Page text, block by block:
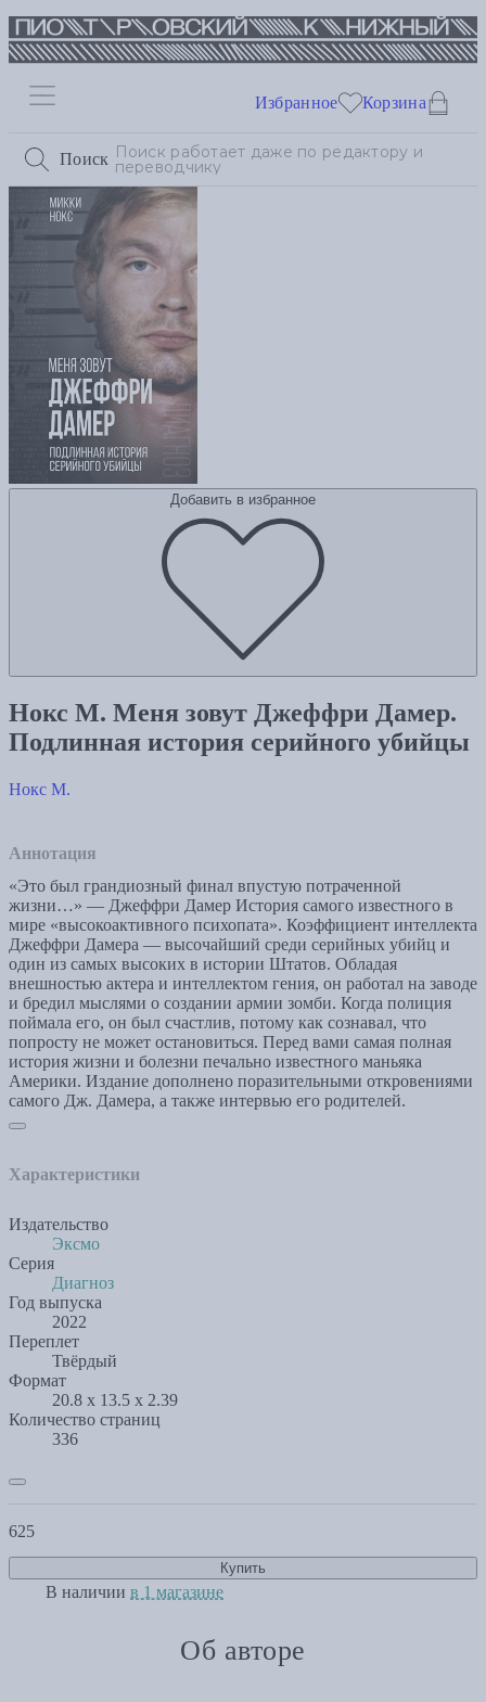
Поиск
Избранное Корзина
Добавить в избранное
Нокс М. Меня зовут Джеффри Дамер.
Подлинная история серийного убийцы
Нокс М.
Аннотация
«Это был грандиозный финал впустую потраченной
жизни…» — Джеффри Дамер История самого известного в
мире «высокоактивного психопата». Коэффициент интеллекта
Джеффри Дамера — высочайший среди серийных убийц и
один из самых высоких в истории Штатов. Обладая
внешностью актера и интеллектом гения, он работал на заводе
и бредил мыслями о создании армии зомби. Когда полиция
поймала его, он был счастлив, потому как сознавал, что
попросту не может остановиться. Перед вами самая полная
история жизни и болезни печально известного маньяка
Америки. Издание дополнено поразительными откровениями
самого Дж. Дамера, а также интервью его родителей.
Характеристики
Издательство
Эксмо
Серия
Диагноз
Год выпуска
2022
Переплет
Твёрдый
Формат
20.8 x 13.5 x 2.39
Количество страниц
336
625
Купить
В наличии в 1 магазине
Об авторе